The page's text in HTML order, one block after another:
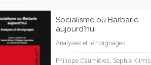
Socialisme ou Barbarie
aujourd'hui
Analyses et témoignages
Philippe Caumières, Sophie Klimis